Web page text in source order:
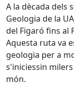
A la dècada dels
Geologia de la
del Figaró fins al
Aquesta ruta va
geologia per a
s'iniciessin
món.